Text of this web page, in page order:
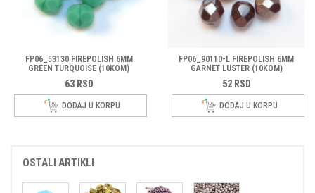
FP06_53130 FIREPOLISH 6MM
GREEN TURQUOISE (10KOM)
63 RSD
DODAJ U KORPU
FP06_90110-L FIREPOLISH 6MM
GARNET LUSTER (10KOM)
52 RSD
DODAJ U KORPU
OSTALI ARTIKLI